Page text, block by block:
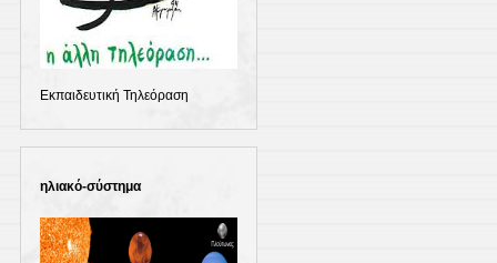
Εκπαιδευτική Τηλεόραση
ηλιακό-σύστημα